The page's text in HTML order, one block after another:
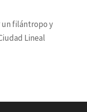
un filántropo y
Lineal